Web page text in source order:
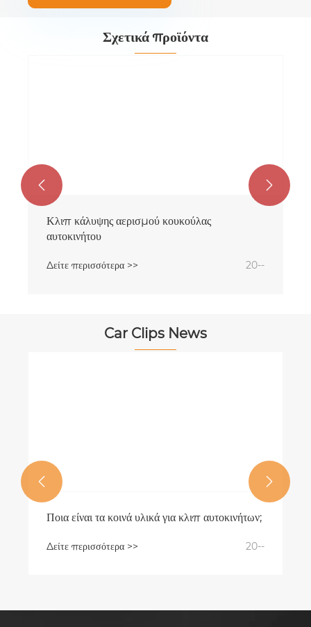
Σχετικά προϊόντα
Κλιπ κάλυψης αερισμού κουκούλας
αυτοκινήτου
Δείτε περισσότερα >> 20--
 
Car Clips News
Ποια είναι τα κοινά υλικά για κλιπ αυτοκινήτων;
Δείτε περισσότερα >> 20--
 